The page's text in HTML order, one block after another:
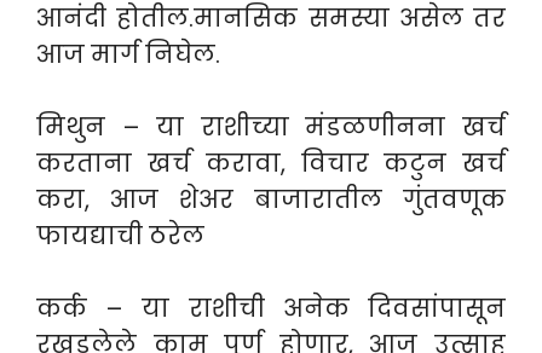
आनंदी होतील.मानसिक समस्या असेल तर
आज मार्ग निघेल.
मिथुन – या राशीच्या मंडळणीनना खर्च
करताना खर्च करावा, विचार कटुन खर्च
करा, आज शेअर बाजारातील गुंतवणूक
फायद्याची ठरेल
कर्क – या राशीची अनेक दिवसांपासून
रखडलेले काम पूर्ण होणार, आज उत्साह